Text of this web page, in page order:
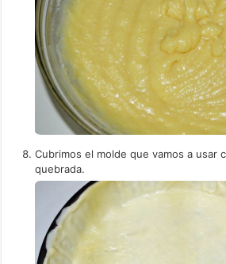
Cubrimos el molde que vamos a usar
quebrada.